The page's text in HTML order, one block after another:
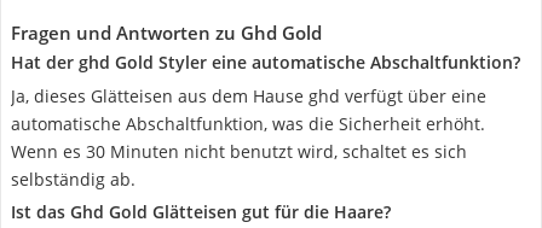
Fragen und Antworten zu Ghd Gold
Hat der ghd Gold Styler eine automatische Abschaltfunktion?
Ja, dieses Glätteisen aus dem Hause ghd verfügt über eine
automatische Abschaltfunktion, was die Sicherheit erhöht.
Wenn es 30 Minuten nicht benutzt wird, schaltet es sich
selbständig ab.
Ist das Ghd Gold Glätteisen gut für die Haare?